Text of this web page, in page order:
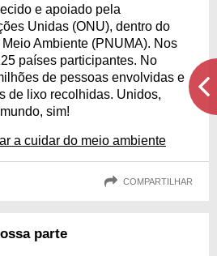
e apoiado pela
Unidas (ONU), dentro do
Ambiente (PNUMA). Nos
países participantes. No
de pessoas envolvidas e
de lixo recolhidas. Unidos,
sim!
a cuidar do meio ambiente
COMPARTILHAR
parte